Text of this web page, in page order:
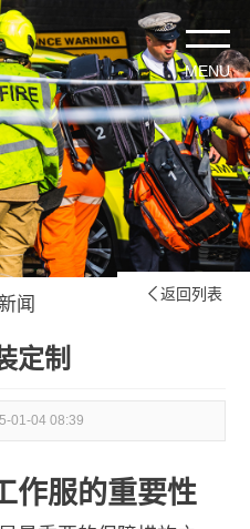
闻  返回列表
定制
01-04 08:39
作服的重要性